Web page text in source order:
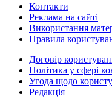
Контакти
Реклама на сайті
Використання
Правила
Договір
Політика у сфері
Угода щодо
Редакція